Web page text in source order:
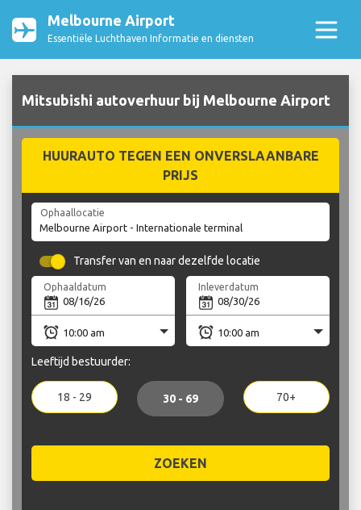
Melbourne Airport
Essentiële Luchthaven Informatie en diensten
Mitsubishi autoverhuur bij Melbourne Airport
HUURAUTO TEGEN EEN ONVERSLAANBARE
PRIJS
Ophaallocatie
Transfer van en naar dezelfde locatie
Ophaaldatum Inleverdatum
Leeftijd bestuurder:
18 - 29 30 - 69 70+
ZOEKEN